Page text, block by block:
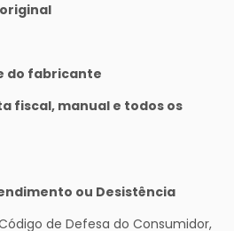
do fabricante
fiscal, manual e todos os
ou Desistência
de Defesa do Consumidor,